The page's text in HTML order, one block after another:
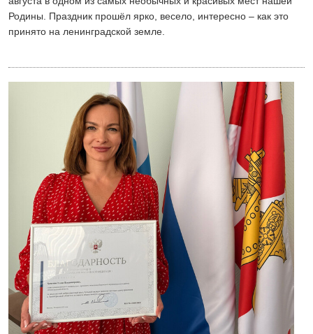
Родины. Праздник прошёл ярко, весело, интересно – как это
принято на ленинградской земле.